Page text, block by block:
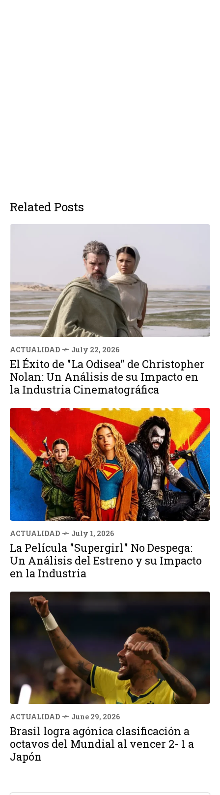
Related Posts
ACTUALIDAD July 22, 2026
El Éxito de "La Odisea" de Christopher
Nolan: Un Análisis de su Impacto en
la Industria Cinematográfica
ACTUALIDAD July 1, 2026
La Película "Supergirl" No Despega:
Un Análisis del Estreno y su Impacto
en la Industria
ACTUALIDAD June 29, 2026
Brasil logra agónica clasificación a
octavos del Mundial al vencer 2- 1 a
Japón